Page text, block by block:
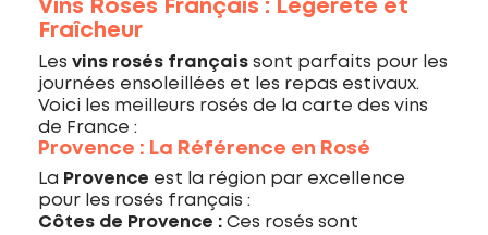
Vins Rosés Français : Légèreté et
Fraîcheur
Les vins rosés français sont parfaits pour les
journées ensoleillées et les repas estivaux.
Voici les meilleurs rosés de la carte des vins
de France :
Provence : La Référence en Rosé
La Provence est la région par excellence
pour les rosés français :
Côtes de Provence : Ces rosés sont